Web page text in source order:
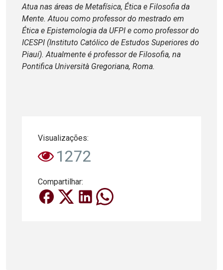
Atua nas áreas de Metafísica, Ética e Filosofia da
Mente. Atuou como professor do mestrado em
Ética e Epistemologia da UFPI e como professor do
ICESPI (Instituto Católico de Estudos Superiores do
Piauí). Atualmente é professor de Filosofia, na
Pontifica Università Gregoriana, Roma.
Visualizações:
1272
Compartilhar: